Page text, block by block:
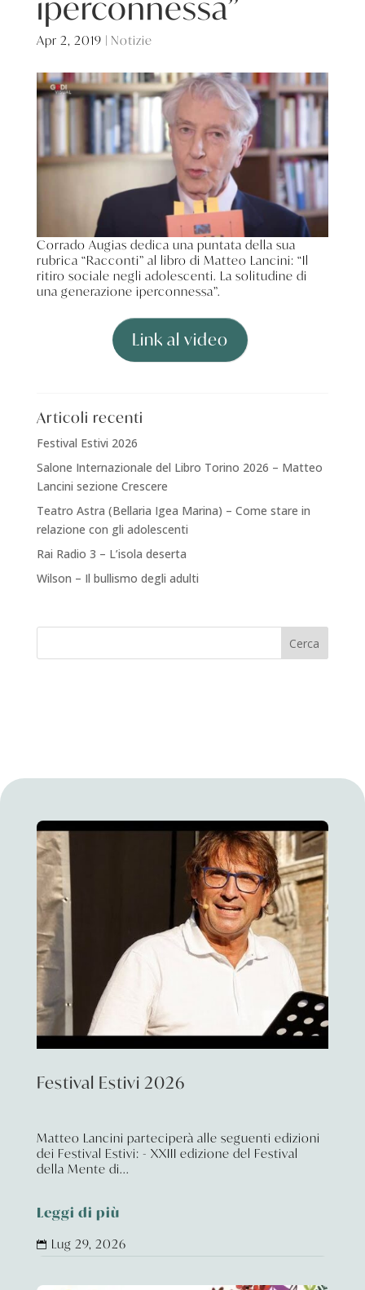
Apr 2, 2019 | Notizie
Corrado Augias dedica una puntata della sua
rubrica “Racconti” al libro di Matteo Lancini: “Il
ritiro sociale negli adolescenti. La solitudine di
una generazione iperconnessa”.
Link al video
Articoli recenti
Festival Estivi 2026
Salone Internazionale del Libro Torino 2026 – Matteo
Lancini sezione Crescere
Teatro Astra (Bellaria Igea Marina) – Come stare in
relazione con gli adolescenti
Rai Radio 3 – L’isola deserta
Wilson – Il bullismo degli adulti
Festival Estivi 2026
Matteo Lancini parteciperà alle seguenti edizioni
dei Festival Estivi: - XXIII edizione del Festival
della Mente di...
Leggi di più
 Lug 29, 2026